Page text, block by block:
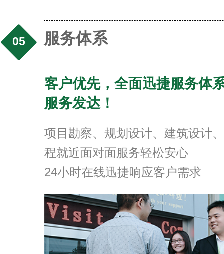
05 服务体系
客户优先，全面迅捷服务体
服务发达！
项目勘察、规划设计、建筑设计
程就近面对面服务轻松安心
24小时在线迅捷响应客户需求